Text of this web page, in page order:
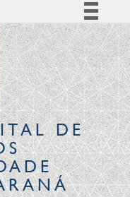
Simplifique!
Comunica BR
Participe
à informação
Legislação
CanaisDE